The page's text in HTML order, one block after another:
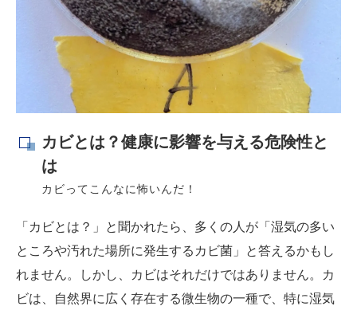
カビとは？健康に影響を与える危険性と
は
カビってこんなに怖いんだ！
「カビとは？」と聞かれたら、多くの人が「湿気の多い
ところや汚れた場所に発生するカビ菌」と答えるかもし
れません。しかし、カビはそれだけではありません。カ
ビは、自然界に広く存在する微生物の一種で、特に湿気